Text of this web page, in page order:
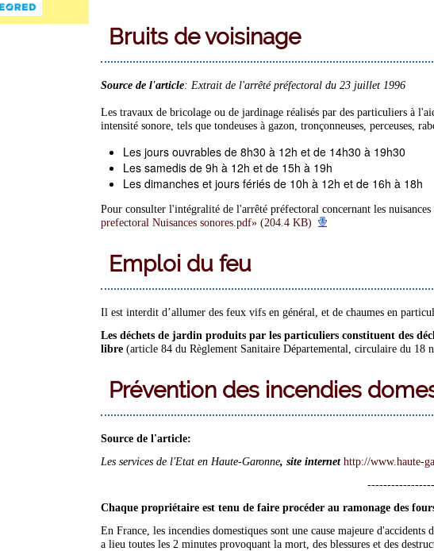
Bruits de voisinage
Source de l'article: Extrait de l'arrêté préfectoral du 23 juillet 1996
Les travaux de bricolage ou de jardinage réalisés par des particuliers à
intensité sonore, tels que tondeuses à gazon, tronçonneuses, perceuses,
Les jours ouvrables de 8h30 à 12h et de 14h30 à 19h30
Les samedis de 9h à 12h et de 15h à 19h
Les dimanches et jours fériés de 10h à 12h et de 16h à 18h
Pour consulter l'intégralité de l'arrêté préfectoral concernant les
prefectoral Nuisances sonores.pdf» (204.4 KB)
Emploi du feu
Il est interdit d’allumer des feux vifs en général, et de chaumes en
Les déchets de jardin produits par les particuliers constituent des
libre(article 84 du Règlement Sanitaire Départemental, circulaire du 18
Prévention des incendies
Source de l'article:
Les services de l'Etat en Haute-Garonne, site internet http://www.haute-
Chaque propriétaire est tenu de faire procéder au ramonage des
En France, les incendies domestiques sont une cause majeure
a lieu toutes les 2 minutes provoquant la mort, des blessures et des